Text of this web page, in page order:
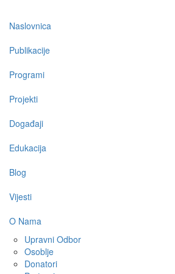
Main
navigation
Naslovnica
Publikacije
Programi
Projekti
Događaji
Edukacija
Blog
Vijesti
O Nama
Upravni Odbor
Osoblje
Donatori